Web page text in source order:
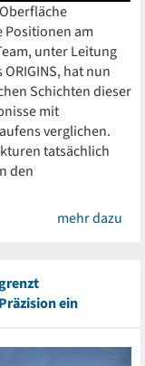
Positionen am
unter Leitung
hat nun
Schichten dieser
mit
verglichen.
tatsächlich
den
mehr dazu
ein